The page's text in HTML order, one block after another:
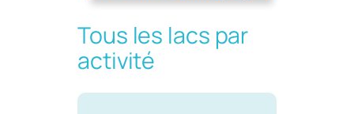
Tous les lacs par
activité